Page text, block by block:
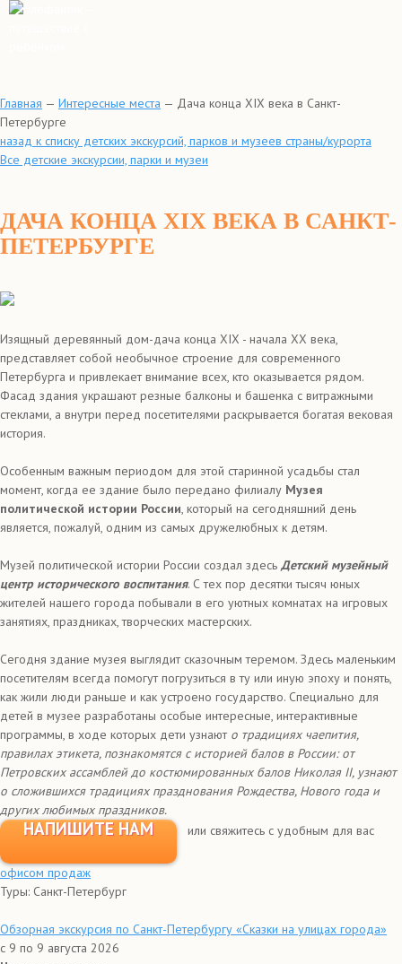
Главная — Интересные места — Дача конца XIX века в Санкт-
Петербурге
назад к списку детских экскурсий, парков и музеев страны/курорта
Все детские экскурсии, парки и музеи
ДАЧА КОНЦА XIX ВЕКА В САНКТ-
ПЕТЕРБУРГЕ
Изящный деревянный дом-дача конца XIX - начала XX века,
представляет собой необычное строение для современного
Петербурга и привлекает внимание всех, кто оказывается рядом.
Фасад здания украшают резные балконы и башенка с витражными
стеклами, а внутри перед посетителями раскрывается богатая вековая
история.
Особенным важным периодом для этой старинной усадьбы стал
момент, когда ее здание было передано филиалу Музея
политической истории России, который на сегодняшний день
является, пожалуй, одним из самых дружелюбных к детям.
Музей политической истории России создал здесь Детский музейный
центр исторического воспитания. С тех пор десятки тысяч юных
жителей нашего города побывали в его уютных комнатах на игровых
занятиях, праздниках, творческих мастерских.
Сегодня здание музея выглядит сказочным теремом. Здесь маленьким
посетителям всегда помогут погрузиться в ту или иную эпоху и понять,
как жили люди раньше и как устроено государство. Специально для
детей в музее разработаны особые интересные, интерактивные
программы, в ходе которых дети узнают о традициях чаепития,
правилах этикета, познакомятся с историей балов в России: от
Петровских ассамблей до костюмированных балов Николая II, узнают
о сложившихся традициях празднования Рождества, Нового года и
других любимых праздников.
НАПИШИТЕ НАМ или свяжитесь с удобным для вас
офисом продаж
Туры: Санкт-Петербург
Обзорная экскурсия по Санкт-Петербургу «Сказки на улицах города»
с 9 по 9 августа 2026